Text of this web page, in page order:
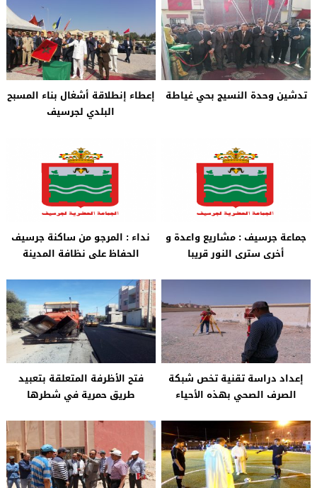
تدشين وحدة النسيج بحي غياطة
إعطاء إنطلاقة أشغال بناء المسبح
البلدي لجرسيف
جماعة جرسيف : مشاريع واعدة و
أخرى سترى النور قريبا
نداء : المرجو من ساكنة جرسيف
الحفاظ على نظافة المدينة
إعداد دراسة تقنية تخص شبكة
الصرف الصحي بهذه الأحياء
فتح الأظرفة المتعلقة بتعبيد
طريق حمرية في شطرها